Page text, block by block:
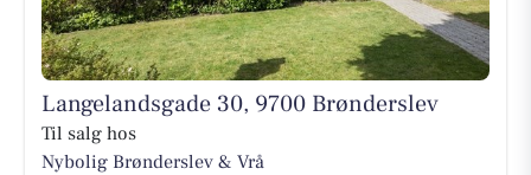
Langelandsgade 30, 9700 Brønderslev
Til salg hos
Nybolig Brønderslev & Vrå